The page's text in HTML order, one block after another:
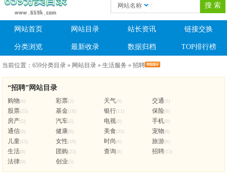
网站名称
网站首页 网站目录 站长资讯 链接交换
分类浏览 最新收录 数据归档 TOP排行榜
当前位置：659分类目录 » 网站目录 »生活服务 »招聘
“招聘”网站目录
购物(6) 彩票(2) 天气(0) 交通(1)
股票(25) 基金(18) 银行(11) 保险(0)
房产(5) 汽车(5) 电视(0) 手机(0)
通信(0) 健康(0) 美食(35) 宠物(0)
儿童(15) 女性(10) 时尚(6) 旅游(6)
生活(0) 团购(23) 查询(8) 招聘(13)
法律(0) 创业(5)